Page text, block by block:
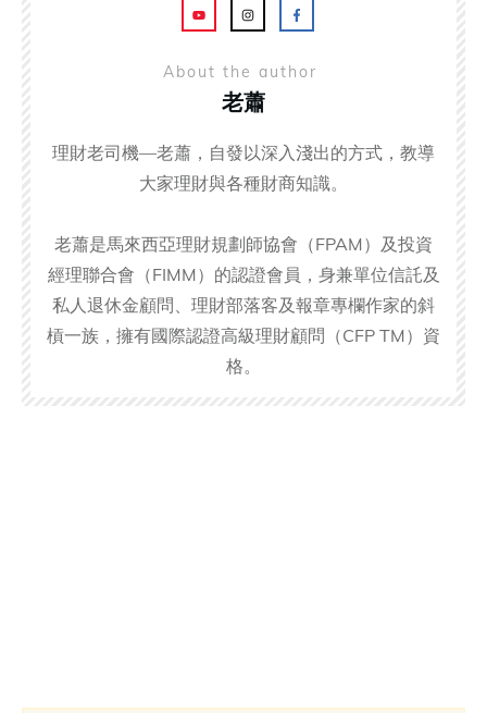
About the author
老蕭
理財老司機—老蕭，自發以深入淺出的方式，教導
大家理財與各種財商知識。
老蕭是馬來西亞理財規劃師協會（FPAM）及投資
經理聯合會（FIMM）的認證會員，身兼單位信託及
私人退休金顧問、理財部落客及報章專欄作家的斜
槓一族，擁有國際認證高級理財顧問（CFP TM）資
格。